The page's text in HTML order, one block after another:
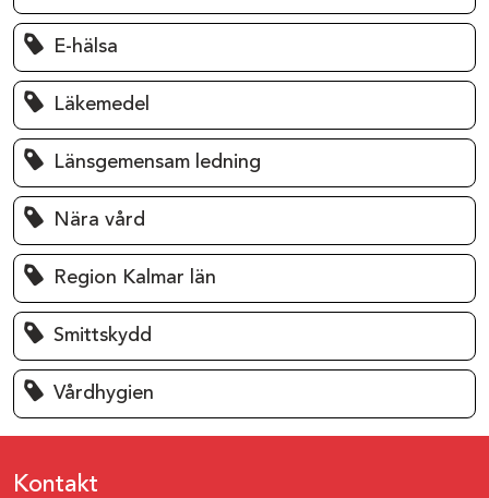
E-hälsa
Läkemedel
Länsgemensam ledning
Nära vård
Region Kalmar län
Smittskydd
Vårdhygien
Kontakt